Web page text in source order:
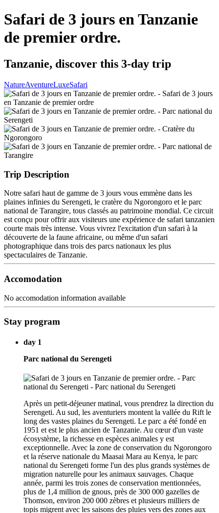
Safari de 3 jours en Tanzanie
de premier ordre.
Tanzanie, discover this 3-day trip
NatureAventureLuxeSafari
Trip Description
Notre safari haut de gamme de 3 jours vous emmène dans les
plaines infinies du Serengeti, le cratère du Ngorongoro et le parc
national de Tarangire, tous classés au patrimoine mondial. Ce circuit
est conçu pour offrir aux visiteurs une expérience de safari tanzanien
courte mais très intense. Vous vivrez l'excitation d'un safari à la
découverte de la faune africaine, ou même d'un safari
photographique dans trois des parcs nationaux les plus
spectaculaires de Tanzanie.
Accomodation
No accomodation information available
Stay program
day 1
Parc national du Serengeti
Après un petit-déjeuner matinal, vous prendrez la direction du
Serengeti. Au sud, les aventuriers montent la vallée du Rift le
long des vastes plaines du Serengeti. Le parc a été fondé en
1951 et est le plus ancien de Tanzanie. Au cœur d'un vaste
écosystème, la richesse en espèces animales y est
exceptionnelle. Avec la zone de conservation du Ngorongoro
et la réserve nationale du Maasai Mara au Kenya, le parc
national du Serengeti forme l'un des plus grands systèmes de
migration naturelle pour les animaux sauvages. Chaque
année, parmi les trois zones de conservation mentionnées,
plus de 1,4 million de gnous, près de 300 000 gazelles de
Thomson, environ 200 000 zèbres et plusieurs milliers de
topis migrent avec les saisons des pluies vers des zones aux